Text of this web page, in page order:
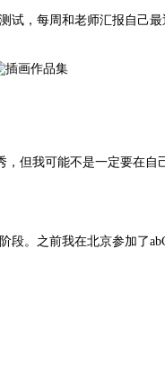
，每周和老师汇报自己
但我可能不是一定要在
。之前我在北京参加了